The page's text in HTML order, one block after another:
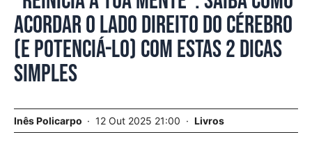
acordar o lado direito do cérebro
(e potenciá-lo) com estas 2 dicas
simples
Inês Policarpo 12 Out 2025 21:00 Livros